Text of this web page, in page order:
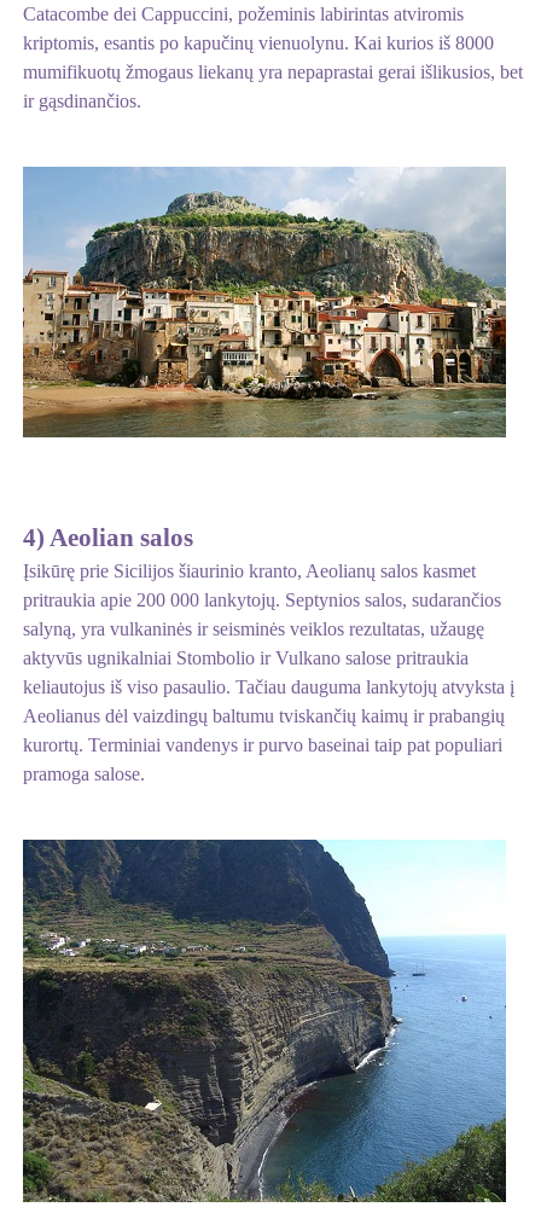
Catacombe dei Cappuccini, požeminis labirintas atviromis
kriptomis, esantis po kapučinų vienuolynu. Kai kurios iš 8000
mumifikuotų žmogaus liekanų yra nepaprastai gerai išlikusios, bet
ir gąsdinančios.
4) Aeolian salos
Įsikūrę prie Sicilijos šiaurinio kranto, Aeolianų salos kasmet
pritraukia apie 200 000 lankytojų. Septynios salos, sudarančios
salyną, yra vulkaninės ir seisminės veiklos rezultatas, užaugę
aktyvūs ugnikalniai Stombolio ir Vulkano salose pritraukia
keliautojus iš viso pasaulio. Tačiau dauguma lankytojų atvyksta į
Aeolianus dėl vaizdingų baltumu tviskančių kaimų ir prabangių
kurortų. Terminiai vandenys ir purvo baseinai taip pat populiari
pramoga salose.